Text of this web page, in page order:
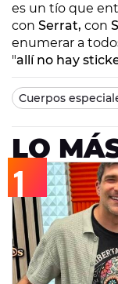
es un tío que
con Serrat, con
enumerar a
"allí no hay
Cuerpos
LO